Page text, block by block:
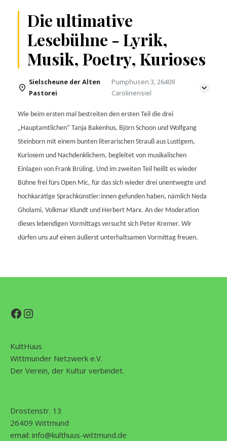
Die ultimative
Lesebühne - Lyrik,
Musik, Poetry, Kurioses
Sielscheune der Alten
Pastorei
Pumphusen 3, 26409
Carolinensiel
Wie beim ersten mal bestreiten den ersten Teil die drei
„Hauptamtlichen“ Tanja Bakenhus, Björn Schoon und Wolfgang
Steinborn mit einem bunten literarischen Strauß aus Lustigem,
Kuriosem und Nachdenklichem, begleitet von musikalischen
Einlagen von Frank Brüling. Und im zweiten Teil heißt es wieder
Bühne frei fürs Open Mic, für das sich wieder drei unentwegte und
hochkarätige Sprachkünstler:innen gefunden haben, nämlich Neda
Gholami, Volkmar Klundt und Herbert Marx. An der Moderation
dieses lebendigen Vormittags versucht sich Peter Kremer. Wir
dürfen uns auf einen äußerst unterhaltsamen Vormittag freuen.
Facebook
Instagram
KultHuus
Wittmunder Netzwerk e.V.
Der Verein, der Kultur verbindet.
Drostenstr. 13
26409 Wittmund
email: info@kulthuus-wittmund.de